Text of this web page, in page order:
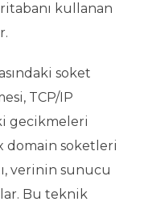
kullanan
soket
TCP/IP
gecikmeleri
domain soketleri
verinin sunucu
Bu teknik